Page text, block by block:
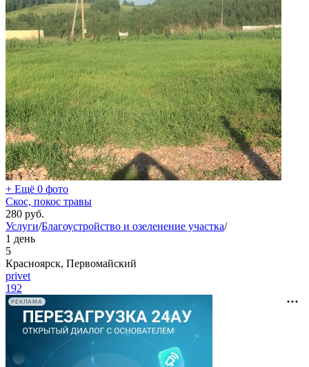
+ Ещё 0 фото
Скос, покос травы
280 руб.
Услуги/Благоустройство и озеленение участка/
1 день
5
Красноярск, Первомайский
privet
192
РЕКЛАМА